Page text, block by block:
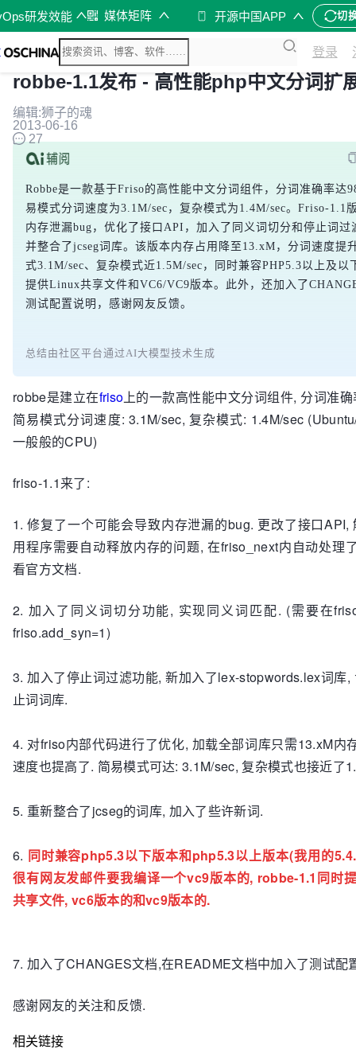
研发效能 媒体矩阵 开源中国APP 切
登录
robbe-1.1发布 - 高性能php中文分词扩
编辑:狮子的魂
2013-06-16
27
Robbe是一款基于Friso的高性能中文分词组件，分词准确率达
易模式分词速度为3.1M/sec，复杂模式为1.4M/sec。Friso-1.1
内存泄漏bug，优化了接口API，加入了同义词切分和停止词过
并整合了jcseg词库。该版本内存占用降至13.xM，分词速度提
式3.1M/sec、复杂模式近1.5M/sec，同时兼容PHP5.3以上及以
提供Linux共享文件和VC6/VC9版本。此外，还加入了
测试配置说明，感谢网友反馈。
总结由社区平台通过AI大模型技术生成
robbe是建立在friso上的一款高性能中文分词组件, 分词准
简易模式分词速度: 3.1M/sec, 复杂模式: 1.4M/sec
一般般的CPU)
friso-1.1来了:
1. 修复了一个可能会导致内存泄漏的bug. 更改了接口API,
用程序需要自动释放内存的问题, 在friso_next内自动处理
看官方文档.
2. 加入了同义词切分功能, 实现同义词匹配. (需要在
friso.add_syn=1)
3. 加入了停止词过滤功能, 新加入了lex-stopwords.lex词库,
止词词库.
4. 对friso内部代码进行了优化, 加载全部词库只需13.xM内
速度也提高了. 简易模式可达: 3.1M/sec, 复杂模式也接近了
5. 重新整合了jcseg的词库, 加入了些许新词.
6. 同时兼容php5.3以下版本和php5.3以上版本(我用的
很有网友发邮件要我编译一个vc9版本的, robbe-1.1同时
共享文件, vc6版本的和vc9版本的.
7. 加入了CHANGES文档,在README文档中加入了测试配
感谢网友的关注和反馈.
相关链接